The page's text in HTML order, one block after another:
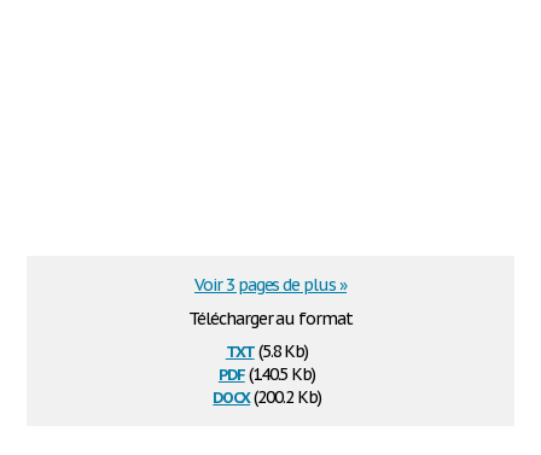
Télécharger au format
txt(5.8 Kb)
pdf(140.5 Kb)
docx(200.2 Kb)
Voir 3 pages de plus »